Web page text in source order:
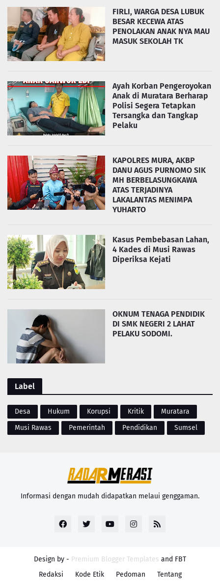
FIRLI, WARGA DESA LUBUK
BESAR KECEWA ATAS
PENOLAKAN ANAK NYA MAU
MASUK SEKOLAH TK
Ayah Korban Pengeroyokan
Anak di Muratara Berharap
Polisi Segera Tetapkan
Tersangka dan Tangkap
Pelaku
KAPOLRES MURA, AKBP
DANU AGUS PURNOMO SIK
MH BERBELASUNGKAWA
ATAS TERJADINYA
LAKALANTAS MENIMPA
YUHARTO
Kasus Pembebasan Lahan,
4 Kades di Musi Rawas
Diperiksa Kejati
OKNUM TENAGA PENDIDIK
DI SMK NEGERI 2 LAHAT
PELAKU SODOMI.
Label
Desa Hukum Korupsi Kritik
Muratara
Musi Rawas
Pemerintah Pendidikan Sumsel
Informasi dengan mudah didapatkan melaui genggaman.
Design by - Premium Blogger Templates and FBT
Redaksi
Kode Etik Pedoman Tentang